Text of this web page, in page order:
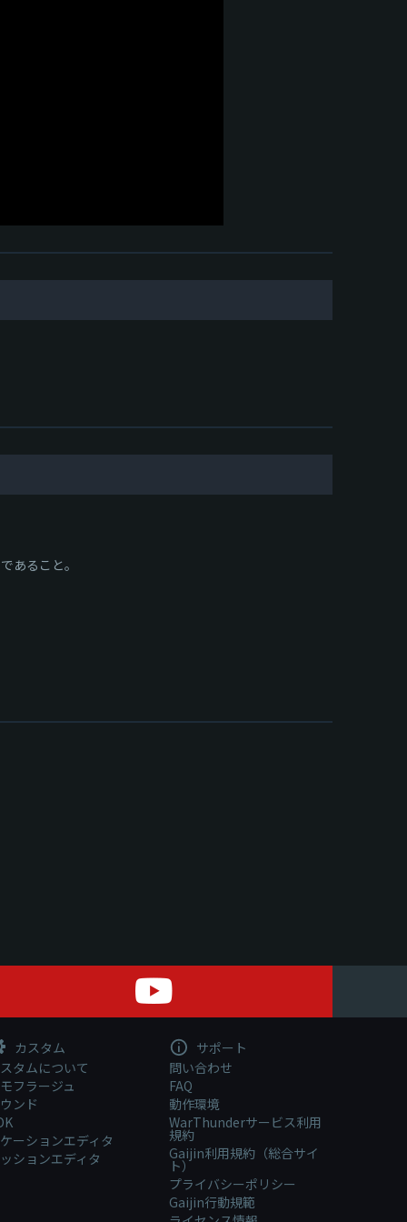
あること。
カスタム
タムについて
フラージュ
ンド
ーションエディタ
ションエディタ
サポート
問い合わせ
FAQ
動作環境
WarThunderサービス利用
規約
Gaijin利用規約（総合サイ
ト）
プライバシーポリシー
Gaijin行動規範